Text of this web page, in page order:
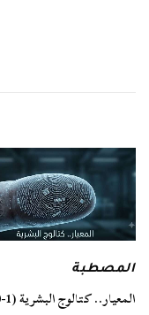
المصطبة
المعيار.. كتالوج البشرية (1-10)